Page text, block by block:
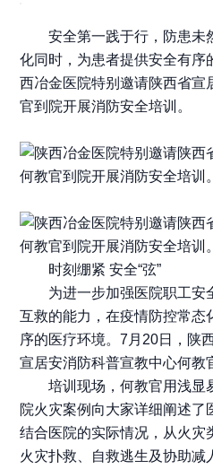
安全第一践于行，防患未
化同时，为患者提供安全有序
西冶金医院特别邀请陕西省宣
官到院开展消防安全培训。
时刻绷紧 安全“弦”
为进一步加强医院职工安
互救的能力，在疫情防控常态
序的医疗环境。7月20日，陕
宣居安消防科普宣教中心何教
培训现场，何教官用浅显
院火灾案例向大家详细阐述
结合医院的实际情况，从火灾
火灾扑救、自救逃生及协助减